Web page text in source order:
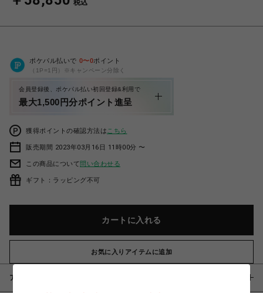
税込
ポケパル払いで 0〜0ポイント
（1P=1円）※キャンペーン分除く
会員登録後、ポケパル払い初回登録&利用で
最大1,500円分ポイント進呈
獲得ポイントの確認方法は こちら
販売期間 2023年03月16日 11時00分 〜
この商品について問い合わせる
ギフト：ラッピング不可
カートに入れる
お気に入りアイテムに追加
アイテム説明 / 素材